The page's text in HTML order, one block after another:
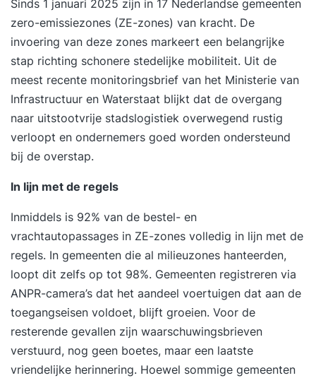
Sinds 1 januari 2025 zijn in 17 Nederlandse gemeenten
zero-emissiezones (ZE-zones) van kracht. De
invoering van deze zones markeert een belangrijke
stap richting schonere stedelijke mobiliteit. Uit de
meest recente monitoringsbrief van het Ministerie van
Infrastructuur en Waterstaat blijkt dat de overgang
naar uitstootvrije stadslogistiek overwegend rustig
verloopt en ondernemers goed worden ondersteund
bij de overstap.
In lijn met de regels
Inmiddels is 92% van de bestel- en
vrachtautopassages in ZE-zones volledig in lijn met de
regels. In gemeenten die al milieuzones hanteerden,
loopt dit zelfs op tot 98%. Gemeenten registreren via
ANPR-camera’s dat het aandeel voertuigen dat aan de
toegangseisen voldoet, blijft groeien. Voor de
resterende gevallen zijn waarschuwingsbrieven
verstuurd, nog geen boetes, maar een laatste
vriendelijke herinnering. Hoewel sommige gemeenten